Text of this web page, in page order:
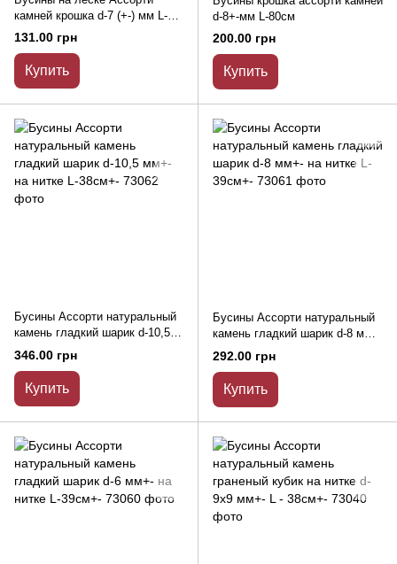
камней крошка d-7 (+-) мм L-
80см
131.00 грн
Купить
d-8+-мм L-80см
200.00 грн
Купить
Бусины Ассорти натуральный
камень гладкий шарик d-10,5
мм+- на нитке L-38см+-
346.00 грн
Купить
Бусины Ассорти натуральный
камень гладкий шарик d-8 мм+-
на нитке L-39см+-
292.00 грн
Купить